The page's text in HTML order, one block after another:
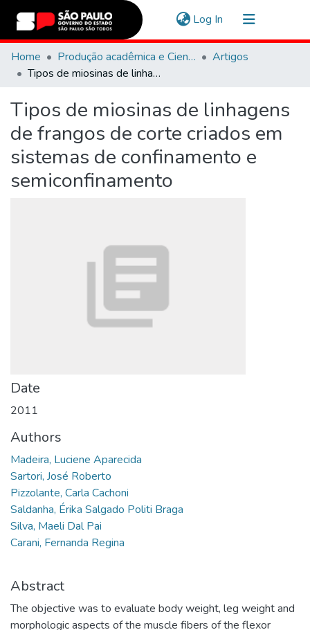
Log In (current)
Communities & Collections
Navigate
Statistics
Home Produção acadêmica e Científica
Artigos
Tipos de miosinas de linhagens de frangos de corte criados em sistemas de confinamento e semiconfinamento
Tipos de miosinas de linhagens
de frangos de corte criados em
sistemas de confinamento e
semiconfinamento
Date
2011
Authors
Madeira, Luciene Aparecida
Sartori, José Roberto
Pizzolante, Carla Cachoni
Saldanha, Érika Salgado Politi Braga
Silva, Maeli Dal Pai
Carani, Fernanda Regina
Abstract
The objective was to evaluate body weight, leg weight and
morphologic aspects of the muscle fibers of the flexor